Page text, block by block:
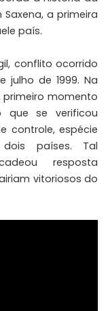
Saxena, a primeira
país.
, conflito ocorrido
julho de 1999. Na
momento
que se verificou
controle, espécie
países. Tal
resposta
vitoriosos do